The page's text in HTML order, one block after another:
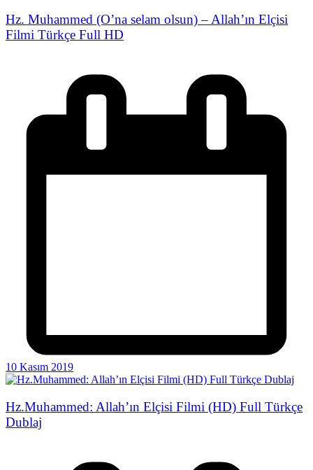
Hz. Muhammed (O’na selam olsun) – Allah’ın Elçisi
Filmi Türkçe Full HD
10 Kasım 2019
Hz.Muhammed: Allah’ın Elçisi Filmi (HD) Full Türkçe
Dublaj